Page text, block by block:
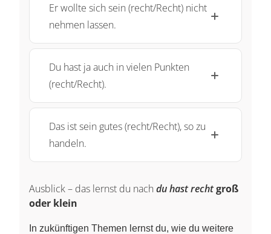
Er wollte sich sein (recht/Recht) nicht
nehmen lassen.
Du hast ja auch in vielen Punkten
(recht/Recht).
Das ist sein gutes (recht/Recht), so zu
handeln.
Ausblick – das lernst du nach du hast rechtgroß
oder klein
In zukünftigen Themen lernst du, wie du weitere